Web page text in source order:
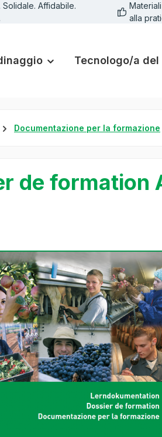
Affidabile.
alla
Tecnologo/a
Documentazione per la formazione
de formation
immagini